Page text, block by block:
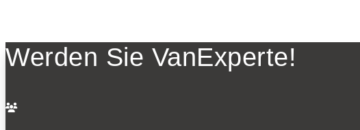
Werden Sie VanExperte!
